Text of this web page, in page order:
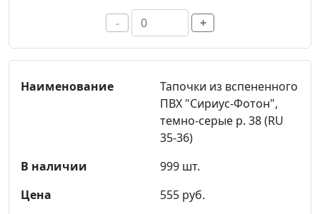
- +
Тапочки из вспененного
ПВХ "Сириус-Фотон",
темно-серые р. 38 (RU
35-36)
999 шт.
555 руб.